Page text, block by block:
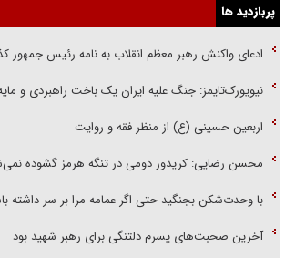
پربازدید ها
ادعای واکنش رهبر معظم انقلاب به نامه رئیس
نیویورک‌تایمز: جنگ علیه ایران یک باخت راهبردی و
اربعین حسینی (ع) از منظر فقه و روایت
محسن رضایی: کریدور دومی در تنگه هرمز گشوده
با وحدت‌شکن بجنگید حتی اگر عمامه مرا بر سر داشته
آخرین صحبت‌های پسرم دلتنگی برای رهبر شهید بود